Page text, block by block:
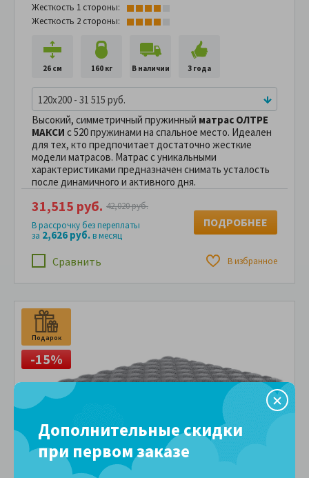
Жесткость 1 стороны:
Жесткость 2 стороны:
26 см 160 кг В наличии 3 года
120x200 - 31 515 руб.
Высокий, симметричный пружинный матрас ОЛТРЕ
МАКСИ с 520 пружинами на спальное место. Идеален
для тех, кто предпочитает достаточно жесткие
модели матрасов. Матрас с уникальными
характеристиками предназначен снимать усталость
после динамичного и активного дня.
Сравнить В избранное
31,515 руб. 42,020 руб.
В рассрочку без переплаты
за 2,626 руб.в месяц
ПОДРОБНЕЕ
Подарок
-15%
Дополнительные скидки
при первом заказе